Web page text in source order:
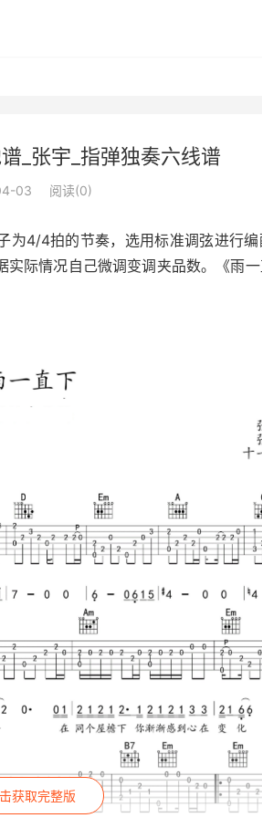
_张宇_指弹独奏六线谱
03 阅读(0)
为4/4拍的节奏，选用标准调弦进行
际情况自己微调变调夹品数。《雨
获取完整版